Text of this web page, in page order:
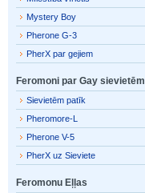
Mystery Boy
Pherone G-3
PherX par gejiem
Feromoni par Gay sievietēm
Sievietēm patīk
Pheromore-L
Pherone V-5
PherX uz Sieviete
Feromonu Eļļas